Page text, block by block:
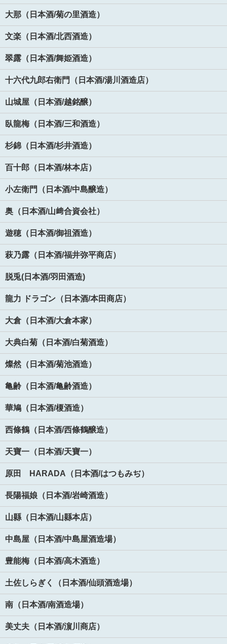
大那（日本酒/菊の里酒造）
文楽（日本酒/北西酒造）
翠露（日本酒/舞姫酒造）
十六代九郎右衛門（日本酒/湯川酒造店）
山城屋（日本酒/越銘醸）
臥龍梅（日本酒/三和酒造）
杉錦（日本酒/杉井酒造）
百十郎（日本酒/林本店）
小左衛門（日本酒/中島醸造）
奥（日本酒/山﨑合資会社）
遊穂（日本酒/御祖酒造）
萩乃露（日本酒/福井弥平商店）
脱兎(日本酒/羽田酒造)
龍力 ドラゴン（日本酒/本田商店）
大倉（日本酒/大倉本家）
大典白菊（日本酒/白菊酒造）
燦然（日本酒/菊池酒造）
亀齢（日本酒/亀齢酒造）
華鳩（日本酒/榎酒造）
西條鶴（日本酒/西條鶴醸造）
天寶一（日本酒/天寶一）
原田 HARADA（日本酒/はつもみぢ）
長陽福娘（日本酒/岩崎酒造）
山縣（日本酒/山縣本店）
中島屋（日本酒/中島屋酒造場）
豊能梅（日本酒/高木酒造）
土佐しらぎく（日本酒/仙頭酒造場）
南（日本酒/南酒造場）
美丈夫（日本酒/濵川商店）